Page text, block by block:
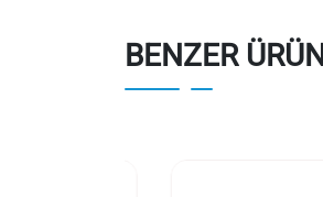
BENZER